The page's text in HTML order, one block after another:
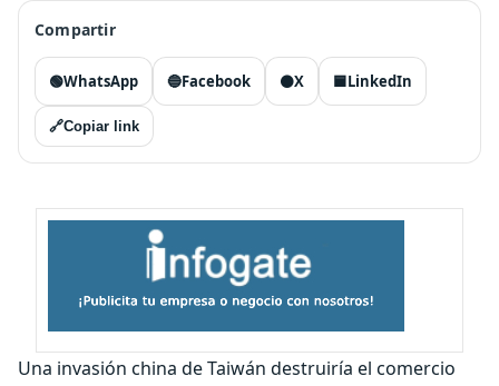
Compartir
🟢WhatsApp 🔵Facebook ⚫X 🟦LinkedIn
🔗Copiar link
Una invasión china de Taiwán destruiría el comercio